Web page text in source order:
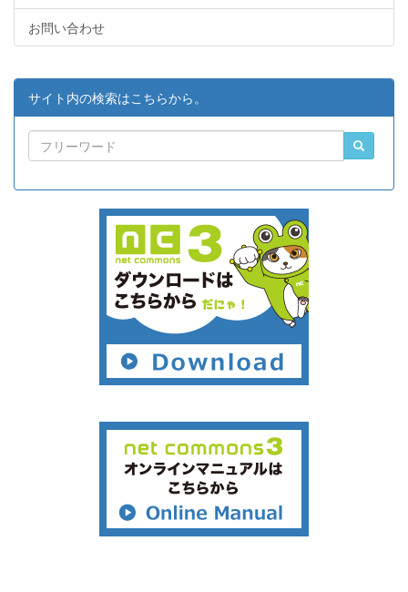
お問い合わせ
サイト内の検索はこちらから。